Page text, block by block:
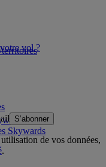
vol ?
Skywards
S’abonner
de vos données,
.